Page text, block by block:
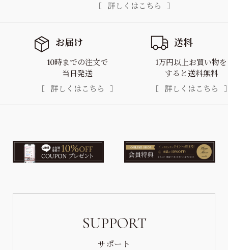
詳しくはこちら
お届け
10時までの注文で
当日発送
詳しくはこちら
送料
1万円以上お買い物を
すると送料無料
詳しくはこちら
SUPPORT
サポート